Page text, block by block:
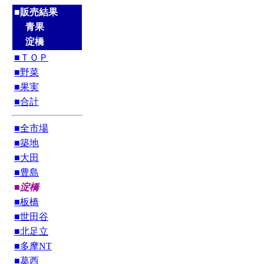
■販売結果
青果
淀橋
■ＴＯＰ
■野菜
■果実
■合計
■全市場
■築地
■大田
■豊島
■淀橋
■板橋
■世田谷
■北足立
■多摩NT
■葛西